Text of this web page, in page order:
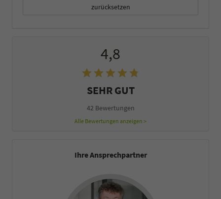
zurücksetzen
4,8
SEHR GUT
42 Bewertungen
Alle Bewertungen anzeigen >
Ihre Ansprechpartner